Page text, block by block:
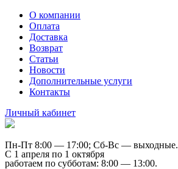
О компании
Оплата
Доставка
Возврат
Статьи
Новости
Дополнительные услуги
Контакты
Личный кабинет
Пн-Пт 8:00 — 17:00; Сб-Вс — выходные.
С 1 апреля по 1 октября
работаем по субботам: 8:00 — 13:00.